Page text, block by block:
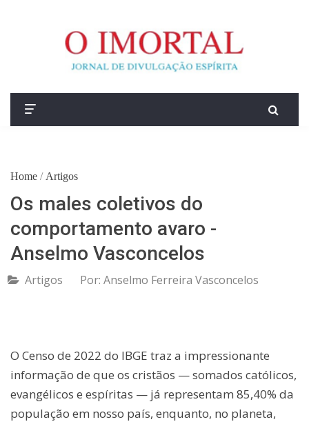
Home / Artigos
Os males coletivos do
comportamento avaro -
Anselmo Vasconcelos
Artigos Por: Anselmo Ferreira Vasconcelos
O Censo de 2022 do IBGE traz a impressionante
informação de que os cristãos — somados católicos,
evangélicos e espíritas — já representam 85,40% da
população em nosso país, enquanto, no planeta,